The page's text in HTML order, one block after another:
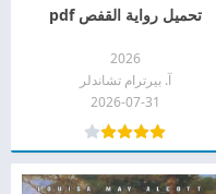
تحميل رواية القفص pdf
2026
آ. بيرترام تشاندلر
2026-07-31